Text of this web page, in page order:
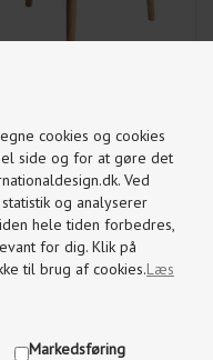
cookies og cookies
side og for at gøre det
Ved
og analyserer
hele tiden forbedres,
for dig. Klik på
til brug af cookies.Læs
Markedsføring
4.095,00 DKK
TWIN KNIVBLOK